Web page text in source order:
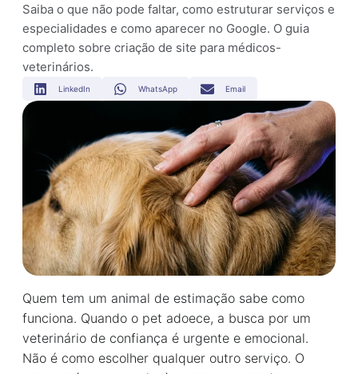
Saiba o que não pode faltar, como estruturar serviços e
especialidades e como aparecer no Google. O guia
completo sobre criação de site para médicos-
veterinários.
LinkedIn WhatsApp Email
Quem tem um animal de estimação sabe como
funciona. Quando o pet adoece, a busca por um
veterinário de confiança é urgente e emocional.
Não é como escolher qualquer outro serviço. O